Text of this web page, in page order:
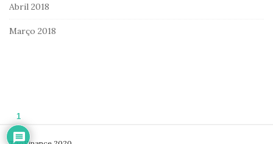
Abril 2018
Março 2018
1